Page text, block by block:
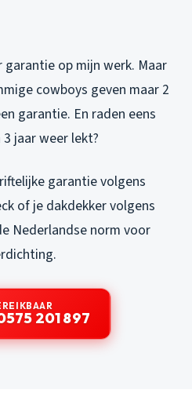
op mijn werk. Maar
cowboys geven maar 2
garantie. En raden eens
jaar weer lekt?
garantie volgens
of je dakdekker volgens
Nederlandse norm voor
201 897